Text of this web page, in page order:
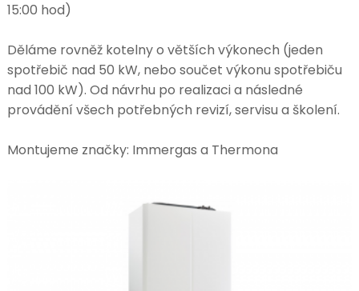
15:00 hod)
Děláme rovněž kotelny o větších výkonech (jeden
spotřebič nad 50 kW, nebo součet výkonu spotřebiču
nad 100 kW). Od návrhu po realizaci a následné
provádění všech potřebných revizí, servisu a školení.
Montujeme značky: Immergas a Thermona